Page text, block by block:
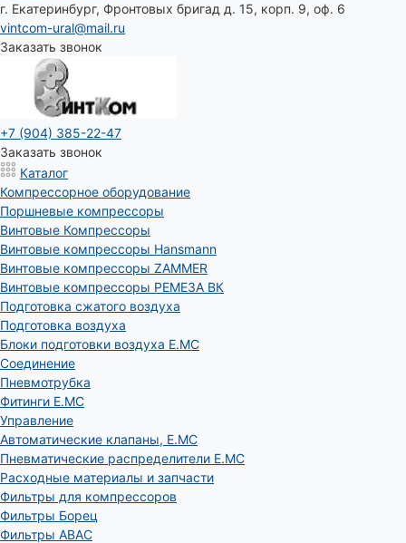
г. Екатеринбург, Фронтовых бригад д. 15, корп. 9, оф. 6
vintcom-ural@mail.ru
Заказать звонок
+7 (904) 385-22-47
Заказать звонок
Каталог
Компрессорное оборудование
Поршневые компрессоры
Винтовые Компрессоры
Винтовые компрессоры Hansmann
Винтовые компрессоры ZAMMER
Винтовые компрессоры РЕМЕЗА ВК
Подготовка сжатого воздуха
Подготовка воздуха
Блоки подготовки воздуха E.MC
Соединение
Пневмотрубка
Фитинги E.MC
Управление
Автоматические клапаны, Е.МС
Пневматические распределители E.MC
Расходные материалы и запчасти
Фильтры для компрессоров
Фильтры Борец
Фильтры ABAC